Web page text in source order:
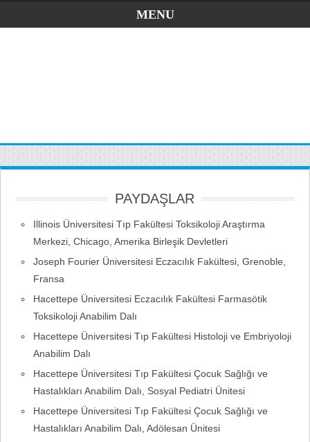
MENU
PAYDAŞLAR
Illinois Üniversitesi Tıp Fakültesi Toksikoloji Araştırma
Merkezi, Chicago, Amerika Birleşik Devletleri
Joseph Fourier Üniversitesi Eczacılık Fakültesi, Grenoble,
Fransa
Hacettepe Üniversitesi Eczacılık Fakültesi Farmasötik
Toksikoloji Anabilim Dalı
Hacettepe Üniversitesi Tıp Fakültesi Histoloji ve Embriyoloji
Anabilim Dalı
Hacettepe Üniversitesi Tıp Fakültesi Çocuk Sağlığı ve
Hastalıkları Anabilim Dalı, Sosyal Pediatri Ünitesi
Hacettepe Üniversitesi Tıp Fakültesi Çocuk Sağlığı ve
Hastalıkları Anabilim Dalı, Adölesan Ünitesi